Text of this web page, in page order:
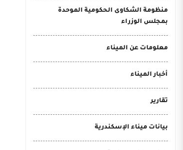
منظومة الشكاوى الحكومية الموحدة
بمجلس الوزراء
معلومات عن الميناء
أخبار الميناء
تقارير
بيانات ميناء الإسكندرية